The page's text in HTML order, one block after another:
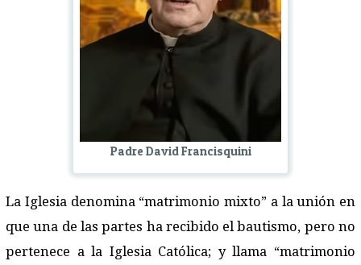
Padre David Francisquini
La Iglesia denomina “matrimonio mixto” a la unión en
que una de las partes ha recibido el bautismo, pero no
pertenece a la Iglesia Católica; y llama “matrimonio